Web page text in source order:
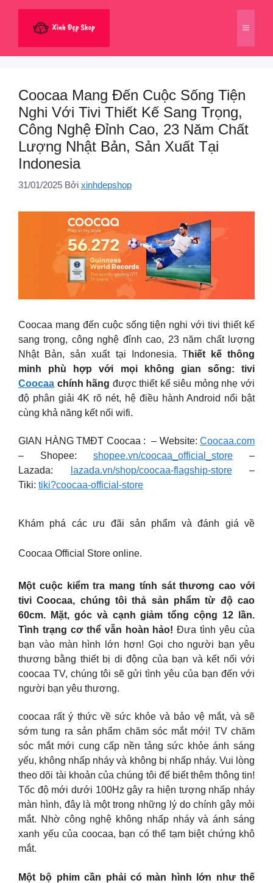
dung
Menu
Coocaa Mang Đến Cuộc Sống Tiện
Nghi Với Tivi Thiết Kế Sang Trọng,
Công Nghệ Đỉnh Cao, 23 Năm Chất
Lượng Nhật Bản, Sản Xuất Tại
Indonesia
31/01/2025 Bởi xinhdepshop
Coocaa mang đến cuộc sống tiện nghi với tivi thiết kế
sang trọng, công nghệ đỉnh cao, 23 năm chất lượng
Nhật Bản, sản xuất tại Indonesia. Thiết kế thông
minh phù hợp với mọi không gian sống: tivi
Coocaa chính hãng được thiết kế siêu mỏng nhẹ với
độ phân giải 4K rõ nét, hệ điều hành Android nổi bật
cùng khả năng kết nối wifi.
GIAN HÀNG TMĐT Coocaa : – Website: Coocaa.com
– Shopee: shopee.vn/coocaa_official_store –
Lazada:
lazada.vn/shop/coocaa-flagship-store–
Tiki: tiki?coocaa-official-store
Khám phá các ưu đãi sản phẩm và đánh giá về
Coocaa Official Store online.
Một cuộc kiểm tra mang tính sát thương cao với
tivi Coocaa, chúng tôi thả sản phẩm từ độ cao
60cm. Mặt, góc và cạnh giảm tổng cộng 12 lần.
Tình trạng cơ thể vẫn hoàn hảo! Đưa tình yêu của
bạn vào màn hình lớn hơn! Gọi cho người bạn yêu
thương bằng thiết bị di động của bạn và kết nối với
coocaa TV, chúng tôi sẽ gửi tình yêu của bạn đến với
người bạn yêu thương.
coocaa rất ý thức về sức khỏe và bảo vệ mắt, và sẽ
sớm tung ra sản phẩm chăm sóc mắt mới! TV chăm
sóc mắt mới cung cấp nền tảng sức khỏe ánh sáng
yếu, không nhấp nháy và không bị nhấp nháy. Vui lòng
theo dõi tài khoản của chúng tôi để biết thêm thông tin!
Tốc độ mới dưới 100Hz gây ra hiện tượng nhấp nháy
màn hình, đây là một trong những lý do chính gây mỏi
mắt. Nhờ công nghệ không nhấp nháy và ánh sáng
xanh yếu của coocaa, bạn có thể tạm biệt chứng khô
mắt.
Một bộ phim cần phải có màn hình lớn như thế